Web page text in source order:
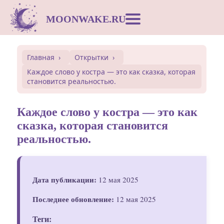
MOONWAKE.RU
Сонник
Открытки
Совместимость
Вдохновение
Главная
Открытки
Каждое слово у костра — это как сказка, которая
становится реальностью.
Каждое слово у костра — это как
сказка, которая становится
реальностью.
Дата публикации: 12 мая 2025
Последнее обновление: 12 мая 2025
Теги: